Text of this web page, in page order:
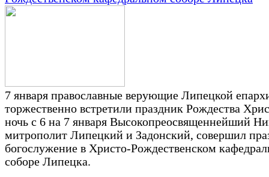
7 января православные верующие Липецкой
торжественно встретили праздник Рождества
ночь с 6 на 7 января Высокопреосвященнейший
митрополит Липецкий и Задонский, совершил
богослужение в Христо-Рождественском
соборе Липецка.